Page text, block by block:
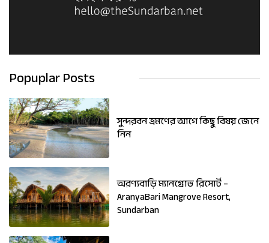
Popuplar Posts
সুন্দরবন ভ্রমণের আগে কিছু বিষয় জেনে
নিন
অরণ্যবাড়ি ম্যানগ্রোভ রিসোর্ট –
AranyaBari Mangrove Resort,
Sundarban